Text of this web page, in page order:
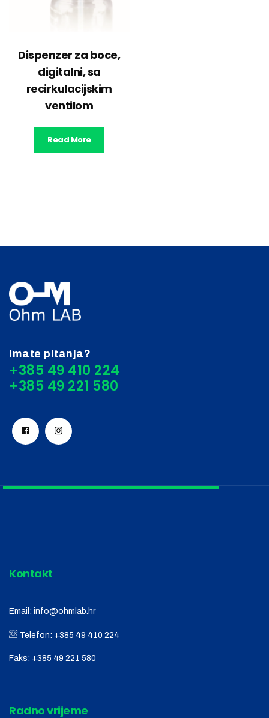
Dispenzer za boce,
digitalni, sa
recirkulacijskim
ventilom
Read More
Imate pitanja?
+385 49 410 224
Kontakt
Email: info@ohmlab.hr
Telefon: +385 49 410 224
Faks: +385 49 221 580
Radno vrijeme